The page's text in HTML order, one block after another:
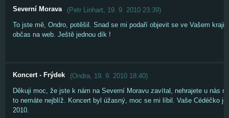
Severní Morava (Petr Linhart, 19. 9. 2010 23:39)
To jste mě, Ondro, potěšil. Snad se mi podaří objevit se ve Vašem kraji
občas na web. Ještě jednou dík !
Koncert - Frýdek (Ondra, 19. 9. 2010 18:40)
Děkuji moc, že jste k nám na Severní Moravu zavítal, nehrajete u nás
to nemáte nejblíž. Koncert byl úžasný, moc se mi líbil. Vaše Cédéčko je
2010.